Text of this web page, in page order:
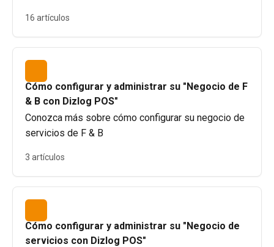
16 artículos
Cómo configurar y administrar su "Negocio de F
& B con Dizlog POS"
Conozca más sobre cómo configurar su negocio de
servicios de F & B
3 artículos
Cómo configurar y administrar su "Negocio de
servicios con Dizlog POS"